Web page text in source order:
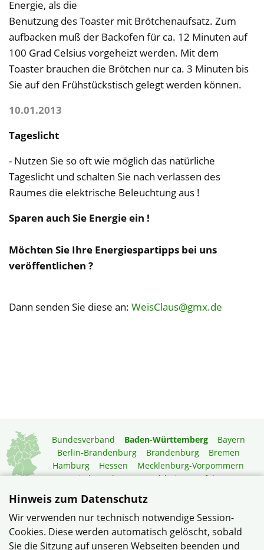
Energie, als die
Benutzung des Toaster mit Brötchenaufsatz. Zum
aufbacken muß der Backofen für ca. 12 Minuten auf
100 Grad Celsius vorgeheizt werden. Mit dem
Toaster brauchen die Brötchen nur ca. 3 Minuten bis
Sie auf den Frühstückstisch gelegt werden können.
10.01.2013
Tageslicht
- Nutzen Sie so oft wie möglich das natürliche
Tageslicht und schalten Sie nach verlassen des
Raumes die elektrische Beleuchtung aus !
Sparen auch Sie Energie ein !
Möchten Sie Ihre Energiespartipps bei uns
veröffentlichen ?
Dann senden Sie diese an: WeisClaus@gmx.de
Bundesverband Baden-Württemberg
Bayern
Berlin-Brandenburg
Brandenburg
Bremen
Hamburg
Hessen
Mecklenburg-Vorpommern
Niedersachsen
Nordrhein-Westfalen
Sachsen-Anhalt
Schleswig-Holstein
Mitgliedermagazin
Gartenberatung
Hinweis zum Datenschutz
Wir verwenden nur technisch notwendige Session-
Cookies. Diese werden automatisch gelöscht, sobald
Sie die Sitzung auf unseren Webseiten beenden und